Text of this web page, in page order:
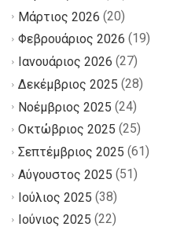
Μάρτιος 2026 (20)
Φεβρουάριος 2026 (19)
Ιανουάριος 2026 (27)
Δεκέμβριος 2025 (28)
Νοέμβριος 2025 (24)
Οκτώβριος 2025 (25)
Σεπτέμβριος 2025 (61)
Αύγουστος 2025 (51)
Ιούλιος 2025 (38)
Ιούνιος 2025 (22)